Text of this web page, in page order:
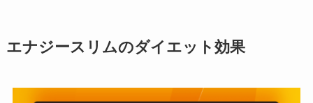
エナジースリムのダイエット効果